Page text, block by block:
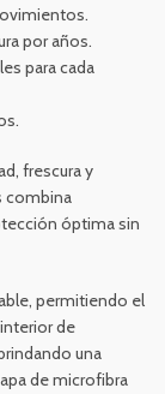
por años.
para cada
frescura y
combina
óptima sin
permitiendo el
de
una
de microfibra